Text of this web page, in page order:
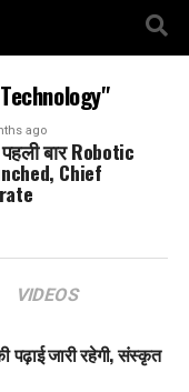
ago
बार Robotic
Chief
VIDEOS
पढ़ाई जारी रहेगी, संस्कृत